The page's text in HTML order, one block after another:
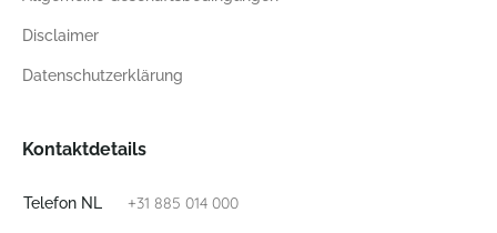
Disclaimer
Datenschutzerklärung
Kontaktdetails
Telefon NL +31 885 014 000